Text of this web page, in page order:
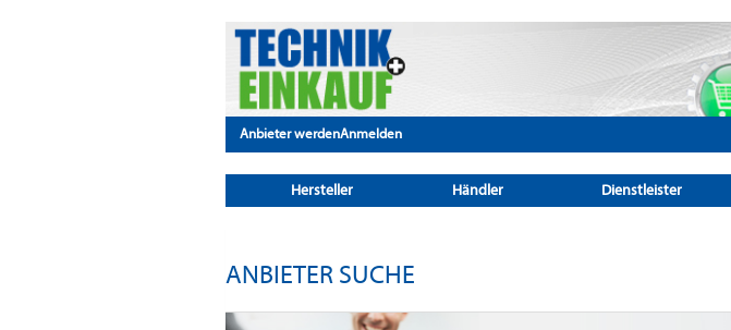
Anbieter werdenAnmelden
Hersteller Händler Dienstleister
ANBIETER SUCHE